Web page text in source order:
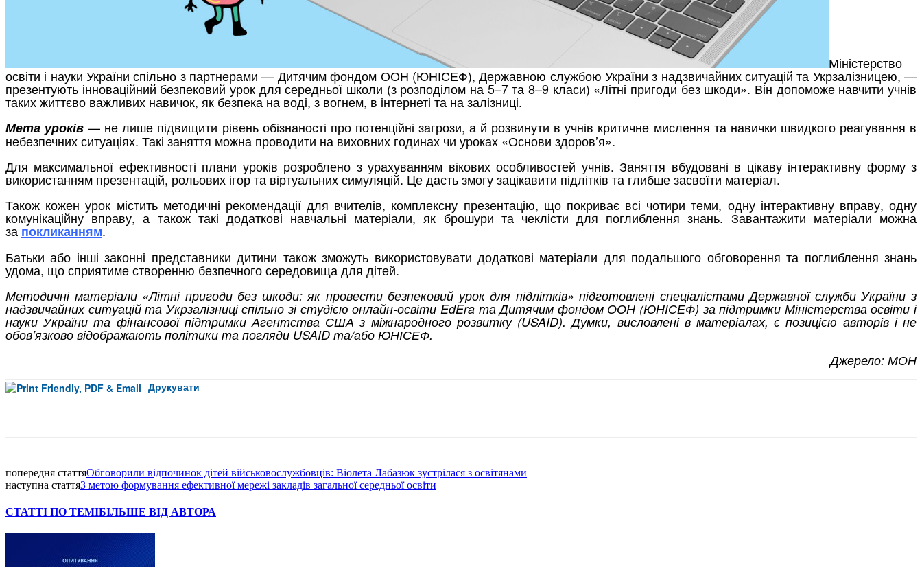
Міністерство
освіти і науки України спільно з партнерами — Дитячим фондом ООН (ЮНІСЕФ), Державною службою України з надзвичайних ситуацій та Укрзалізницею, —
презентують інноваційний безпековий урок для середньої школи (з розподілом на 5–7 та 8–9 класи) «Літні пригоди без шкоди». Він допоможе навчити учнів
таких життєво важливих навичок, як безпека на воді, з вогнем, в інтернеті та на залізниці.
Мета уроків — не лише підвищити рівень обізнаності про потенційні загрози, а й розвинути в учнів критичне мислення та навички швидкого реагування в
небезпечних ситуаціях. Такі заняття можна проводити на виховних годинах чи уроках «Основи здоров’я».
Для максимальної ефективності плани уроків розроблено з урахуванням вікових особливостей учнів. Заняття вбудовані в цікаву інтерактивну форму з
використанням презентацій, рольових ігор та віртуальних симуляцій. Це дасть змогу зацікавити підлітків та глибше засвоїти матеріал.
Також кожен урок містить методичні рекомендації для вчителів, комплексну презентацію, що покриває всі чотири теми, одну інтерактивну вправу, одну
комунікаційну вправу, а також такі додаткові навчальні матеріали, як брошури та чеклісти для поглиблення знань. Завантажити матеріали можна
за покликанням.
Батьки або інші законні представники дитини також зможуть використовувати додаткові матеріали для подальшого обговорення та поглиблення знань
удома, що сприятиме створенню безпечного середовища для дітей.
Методичні матеріали «Літні пригоди без шкоди: як провести безпековий урок для підлітків» підготовлені спеціалістами Державної служби України з
надзвичайних ситуацій та Укрзалізниці спільно зі студією онлайн-освіти EdEra та Дитячим фондом ООН (ЮНІСЕФ) за підтримки Міністерства освіти і
науки України та фінансової підтримки Агентства США з міжнародного розвитку (USAID). Думки, висловлені в матеріалах, є позицією авторів і не
обов’язково відображають політики та погляди USAID та/або ЮНІСЕФ.
Джерело: МОН
Друкувати
попередня статтяОбговорили відпочинок дітей військовослужбовців: Віолета Лабазюк зустрілася з освітянами
наступна статтяЗ метою формування ефективної мережі закладів загальної середньої освіти
СТАТТІ ПО ТЕМІБІЛЬШЕ ВІД АВТОРА